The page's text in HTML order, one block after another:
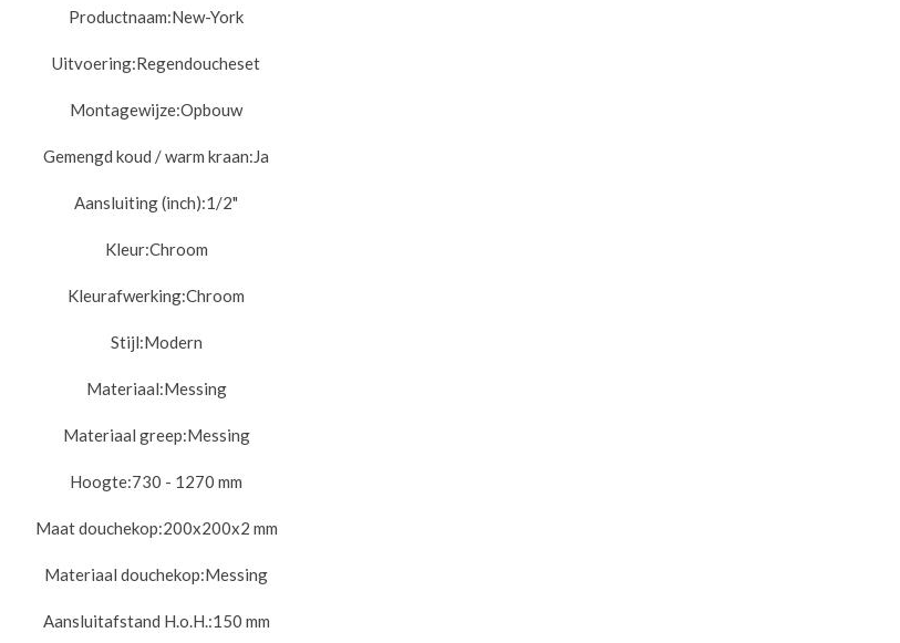
Productnaam:New-York
Uitvoering:Regendoucheset
Montagewijze:Opbouw
Gemengd koud / warm kraan:Ja
Aansluiting (inch):1/2"
Kleur:Chroom
Kleurafwerking:Chroom
Stijl:Modern
Materiaal:Messing
Materiaal greep:Messing
Hoogte:730 - 1270 mm
Maat douchekop:200x200x2 mm
Materiaal douchekop:Messing
Aansluitafstand H.o.H.:150 mm